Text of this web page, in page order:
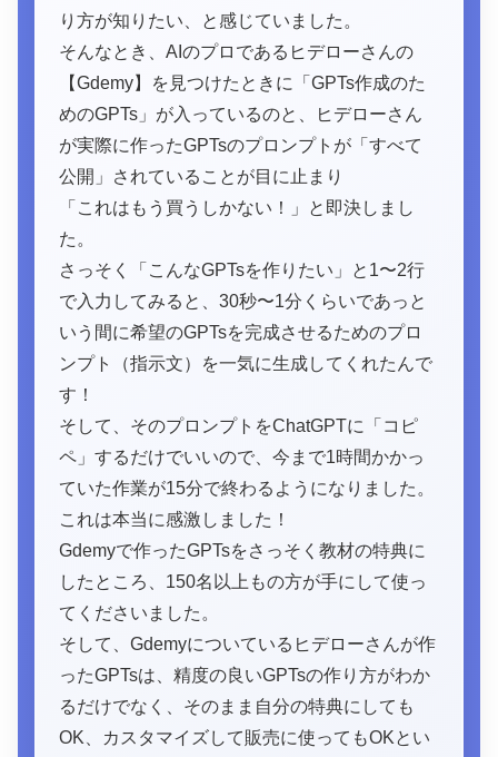
り方が知りたい、と感じていました。
そんなとき、AIのプロであるヒデローさんの
【Gdemy】を見つけたときに「GPTs作成のた
めのGPTs」が入っているのと、ヒデローさん
が実際に作ったGPTsのプロンプトが「すべて
公開」されていることが目に止まり
「これはもう買うしかない！」と即決しまし
た。
さっそく「こんなGPTsを作りたい」と1〜2行
で入力してみると、30秒〜1分くらいであっと
いう間に希望のGPTsを完成させるためのプロ
ンプト（指示文）を一気に生成してくれたんで
す！
そして、そのプロンプトをChatGPTに「コピ
ペ」するだけでいいので、今まで1時間かかっ
ていた作業が15分で終わるようになりました。
これは本当に感激しました！
Gdemyで作ったGPTsをさっそく教材の特典に
したところ、150名以上もの方が手にして使っ
てくださいました。
そして、Gdemyについているヒデローさんが作
ったGPTsは、精度の良いGPTsの作り方がわか
るだけでなく、そのまま自分の特典にしても
OK、カスタマイズして販売に使ってもOKとい